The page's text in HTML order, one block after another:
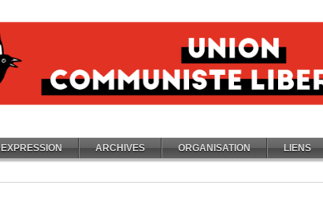
EXPRESSION ARCHIVES ORGANISATION LIENS